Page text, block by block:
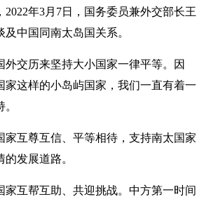
2022年3月7日，国务委员兼外交部长王
中国同南太岛国关系。
外交历来坚持大小国家一律平等。因
家这样的小岛屿国家，我们一直有着一
家互尊互信、平等相待，支持南太国家
发展道路。
家互帮互助、共迎挑战。中方第一时间